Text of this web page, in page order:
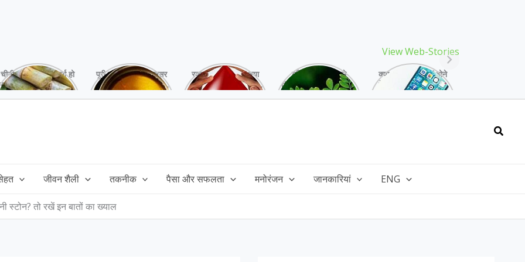
View Web-Stories
चीनी को कर दें ना, वर्ना हो
सकता है बहुत बड़ा नुक्सान
पूरी बनाने के बाद, अक्सर
तेल बच जाता है,ऐसे में
रक्तदान है ‘महादान’ क्या
आपने करवाया, स्वस्थ
गर्मियों में मिलने वाले
drumstick गुणों की खान
क्या storage full होने
के बाद मोबाइल हो रहा है
जीवन शैली तकनीक पैसा और सफलता मनोरंजन जानकारियां ENG
स्टोन? तो रखें इन बातों का ख्याल